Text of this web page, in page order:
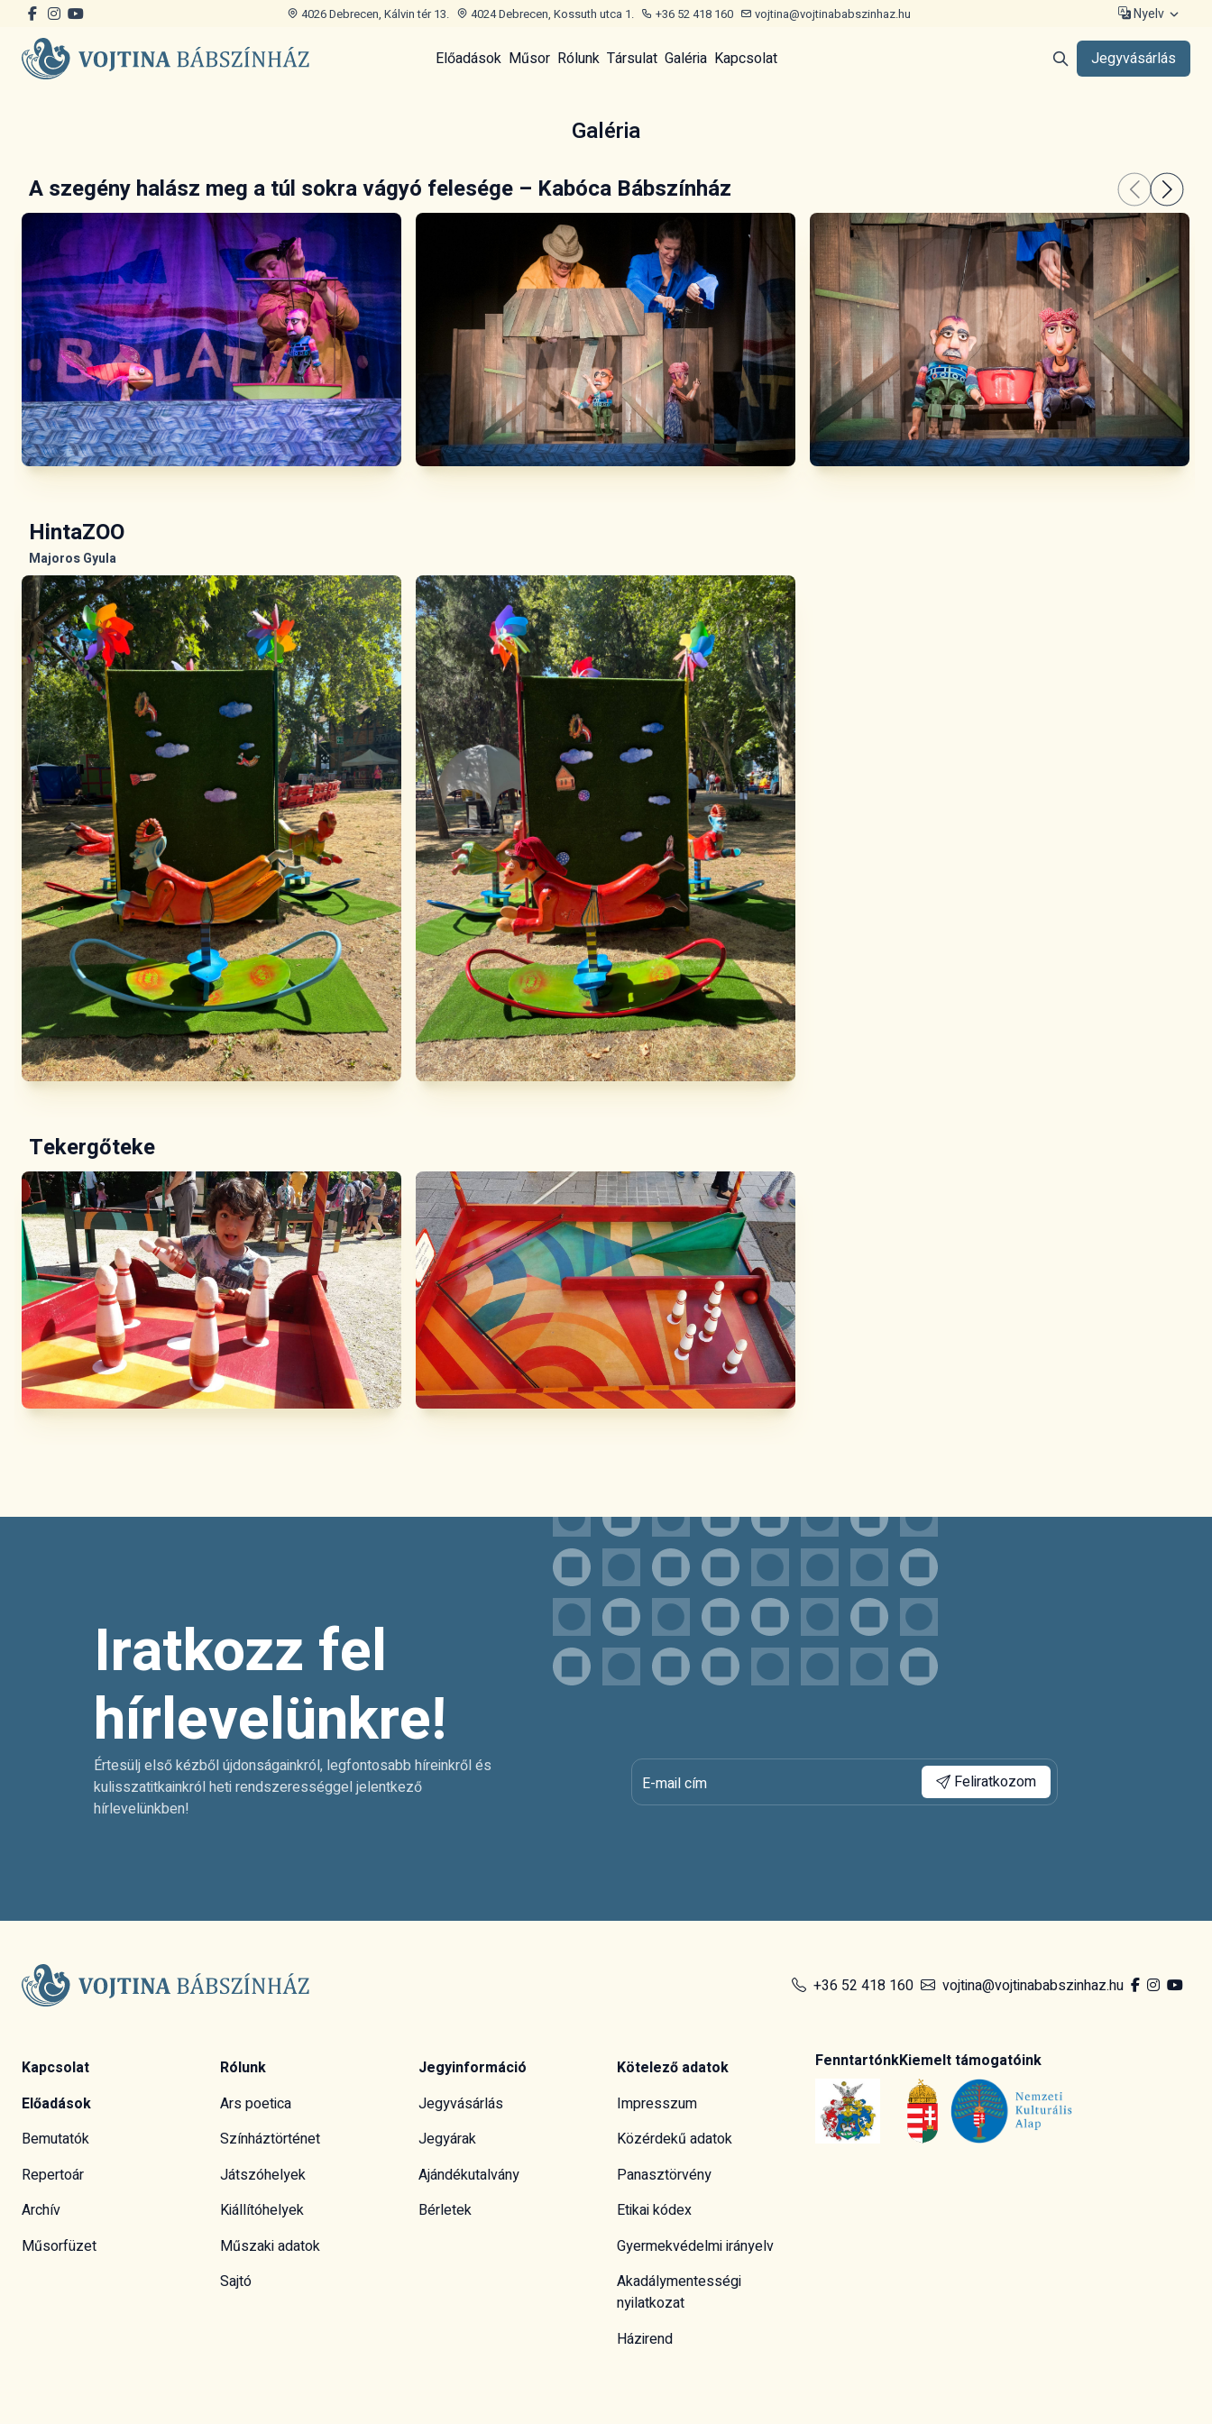
4026 Debrecen, Kálvin tér 13. 4024 Debrecen, Kossuth utca 1. +36 52 418 160 vojtina@vojtinababszinhaz.hu Nyelv
Jegyvásárlás
Előadások Műsor Rólunk Társulat Galéria Kapcsolat
Galéria
A szegény halász meg a túl sokra vágyó felesége – Kabóca Bábszínház
HintaZOO
Majoros Gyula
Tekergőteke
Iratkozz fel
hírlevelünkre!
Értesülj első kézből újdonságainkról, legfontosabb híreinkről és
kulisszatitkainkról heti rendszerességgel jelentkező
hírlevelünkben!
E-mail cím Feliratkozom
+36 52 418 160 vojtina@vojtinababszinhaz.hu
Kapcsolat
Előadások
Bemutatók
Repertoár
Archív
Műsorfüzet
Rólunk
Ars poetica
Színháztörténet
Játszóhelyek
Kiállítóhelyek
Műszaki adatok
Sajtó
Jegyinformáció
Jegyvásárlás
Jegyárak
Ajándékutalvány
Bérletek
Kötelező adatok
Impresszum
Közérdekű adatok
Panasztörvény
Etikai kódex
Gyermekvédelmi irányelv
Akadálymentességi
nyilatkozat
Házirend
FenntartónkKiemelt támogatóink